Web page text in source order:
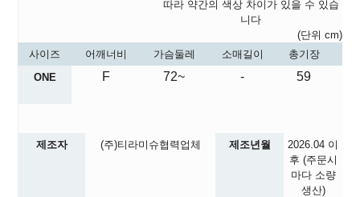
따라 약간의 색상 차이가 있을 수 있습
니다
(단위 cm)
사이즈
어깨너비 가슴둘레 소매길이
총기장
ONE
F 72~ - 59
제조자 (주)티라미슈협력업체 제조년월 2026.04 이
후 (주문시
마다 소량
생산)